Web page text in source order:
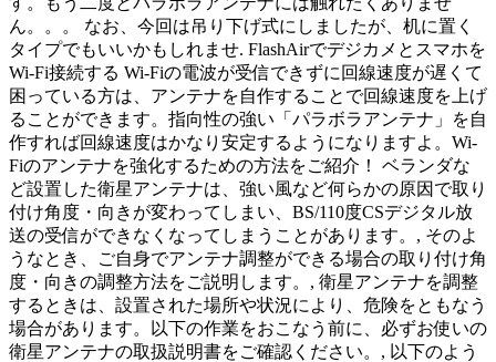
ん。。。 なお、今回は吊り下げ式にしましたが、机に置く
タイプでもいいかもしれませ. FlashAirでデジカメとスマホを
Wi-Fi接続する Wi-Fiの電波が受信できずに回線速度が遅くて
困っている方は、アンテナを自作することで回線速度を上げ
ることができます。指向性の強い「パラボラアンテナ」を自
作すれば回線速度はかなり安定するようになりますよ。Wi-
Fiのアンテナを強化するための方法をご紹介！ ベランダな
ど設置した衛星アンテナは、強い風など何らかの原因で取り
付け角度・向きが変わってしまい、BS/110度CSデジタル放
送の受信ができなくなってしまうことがあります。, そのよ
うなとき、ご自身でアンテナ調整ができる場合の取り付け角
度・向きの調整方法をご説明します。, 衛星アンテナを調整
するときは、設置された場所や状況により、危険をともなう
場合があります。以下の作業をおこなう前に、必ずお使いの
衛星アンテナの取扱説明書をご確認ください。, 以下のよう